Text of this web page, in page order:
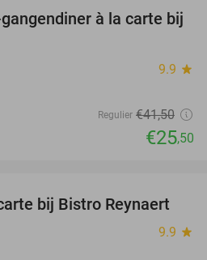
39%
à la carte bij
9.9 star
Regulier €41,50
€25,50
35%
bij Bistro Reynaert
9.9 star